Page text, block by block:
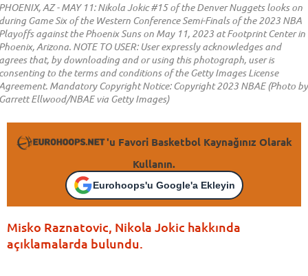
AZ - MAY 11: Nikola Jokic #15 of the Denver Nuggets looks on
Game Six of the Western Conference Semi-Finals of the 2023 NBA
against the Phoenix Suns on May 11, 2023 at Footprint Center in
Arizona. NOTE TO USER: User expressly acknowledges and
that, by downloading and or using this photograph, user is
to the terms and conditions of the Getty Images License
Mandatory Copyright Notice: Copyright 2023 NBAE (Photo by
Ellwood/NBAE via Getty Images)
'u Favori Basketbol Kaynağınız Olarak
Kullanın.
Eurohoops'u Google'a Ekleyin
Misko Raznatovic, Nikola Jokic hakkında
açıklamalarda bulundu.